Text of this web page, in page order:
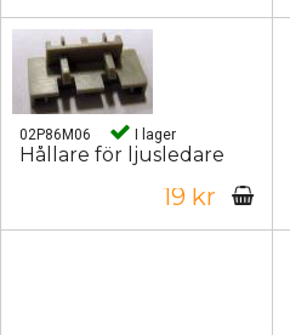
02P86M06 I lager
Hållare för ljusledare
19 kr